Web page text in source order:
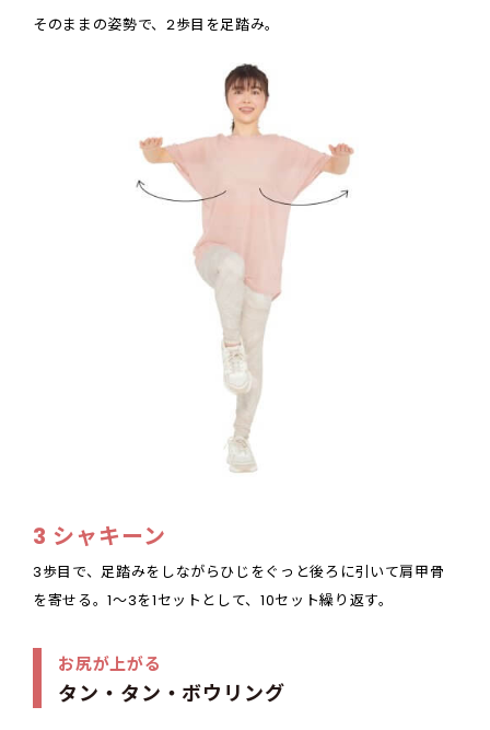
そのままの姿勢で、2歩目を足踏み。
3 シャキーン
3歩目で、足踏みをしながらひじをぐっと後ろに引いて肩甲骨
を寄せる。1～3を1セットとして、10セット繰り返す。
お尻が上がる
タン・タン・ボウリング